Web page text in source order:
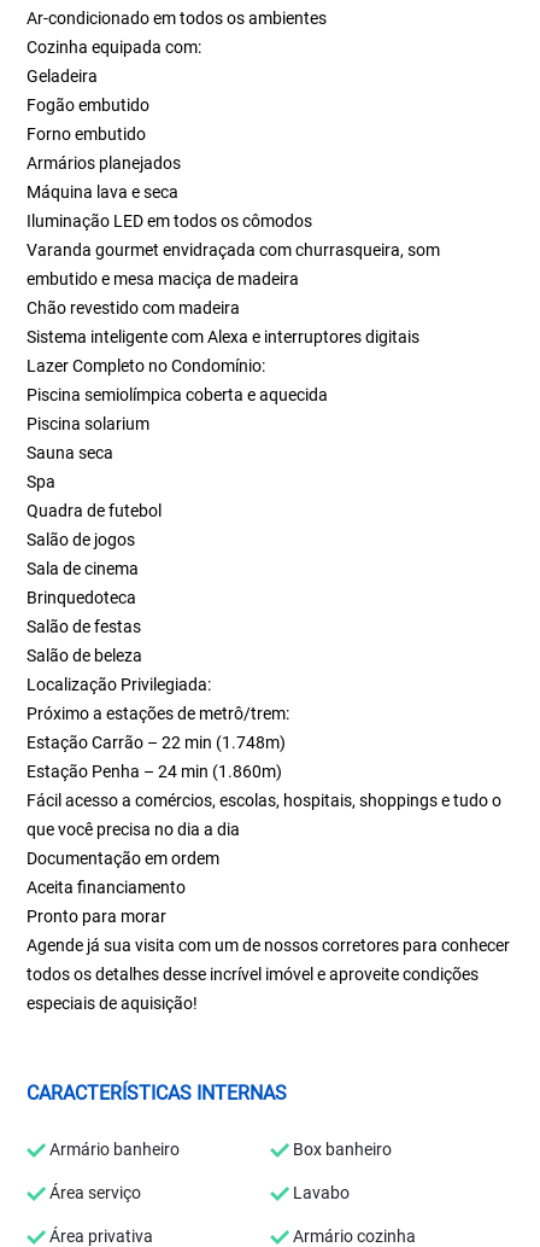
Ar-condicionado em todos os ambientes
Cozinha equipada com:
Geladeira
Fogão embutido
Forno embutido
Armários planejados
Máquina lava e seca
Iluminação LED em todos os cômodos
Varanda gourmet envidraçada com churrasqueira, som
embutido e mesa maciça de madeira
Chão revestido com madeira
Sistema inteligente com Alexa e interruptores digitais
Lazer Completo no Condomínio:
Piscina semiolímpica coberta e aquecida
Piscina solarium
Sauna seca
Spa
Quadra de futebol
Salão de jogos
Sala de cinema
Brinquedoteca
Salão de festas
Salão de beleza
Localização Privilegiada:
Próximo a estações de metrô/trem:
Estação Carrão – 22 min (1.748m)
Estação Penha – 24 min (1.860m)
Fácil acesso a comércios, escolas, hospitais, shoppings e tudo o
que você precisa no dia a dia
Documentação em ordem
Aceita financiamento
Pronto para morar
Agende já sua visita com um de nossos corretores para conhecer
todos os detalhes desse incrível imóvel e aproveite condições
especiais de aquisição!
CARACTERÍSTICAS INTERNAS
Armário banheiro Box banheiro
Área serviço Lavabo
Área privativa Armário cozinha